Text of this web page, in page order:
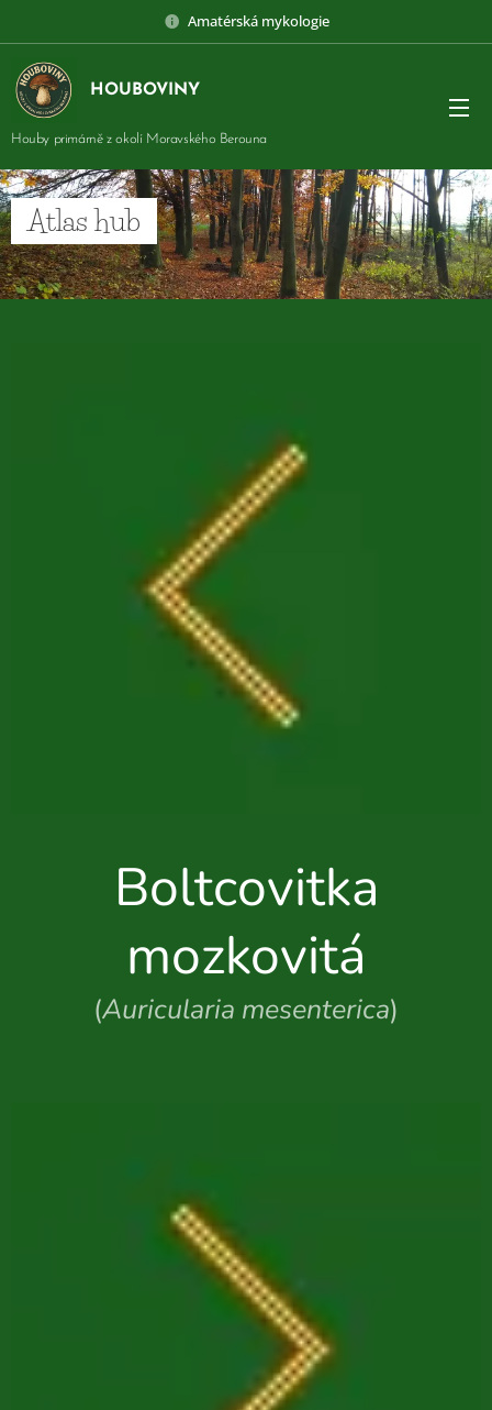
Amatérská mykologie
HOUBOVINY
Houby primárně z okolí Moravského Berouna
Atlas hub
Boltcovitka
mozkovitá
(Auricularia mesenterica)